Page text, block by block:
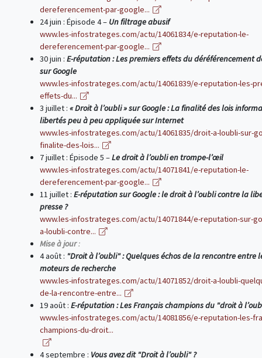
dereferencement-par-google...
24 juin : Épisode 4 – Un filtrage abusif
www.les-infostrateges.com/actu/14061834/e-reputation-le-
dereferencement-par-google...
30 juin : E-réputation : Les premiers effets du déréférencement
sur Google
www.les-infostrateges.com/actu/14061839/e-reputation-les-
effets-du...
3 juillet : « Droit à l’oubli » sur Google : La finalité des lois
libertés peu à peu appliquée sur Internet
www.les-infostrateges.com/actu/14061835/droit-a-loubli-sur-
finalite-des-lois...
7 juillet : Épisode 5 –Le droit à l’oubli en trompe-l’œil
www.les-infostrateges.com/actu/14071841/e-reputation-le-
dereferencement-par-google...
11 juillet : E-réputation sur Google : le droit à l’oubli contre la
presse ?
www.les-infostrateges.com/actu/14071844/e-reputation-sur-
a-loubli-contre...
Mise à jour:
4 août : "Droit à l’oubli" : Quelques échos de la rencontre entre
moteurs de recherche
www.les-infostrateges.com/actu/14071852/droit-a-loubli-
de-la-rencontre-entre...
19 août : E-réputation : Les Français champions du "droit à
www.les-infostrateges.com/actu/14081856/e-reputation-les-
champions-du-droit...
4 septembre : Vous avez dit "Droit à l’oubli" ?